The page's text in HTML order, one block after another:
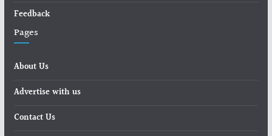
Feedback
Pages
About Us
Advertise with us
Contact Us